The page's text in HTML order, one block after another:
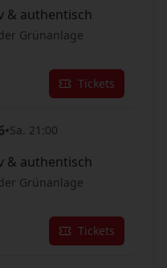
& authentisch
Grünanlage
Tickets
•Sa. 21:00
& authentisch
Grünanlage
Tickets